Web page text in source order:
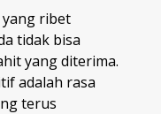
ribet
tidak bisa
yang diterima.
adalah rasa
terus